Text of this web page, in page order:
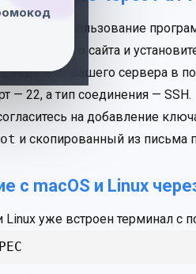
— использование
официального сайта и
введите IP вашего сервера в
— 22, а тип соединения — SSH.
на добавление
и скопированный из письма
с macOS и Linux
Linux уже встроен терминал с